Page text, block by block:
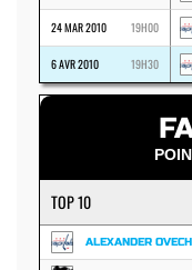
24 MAR 2010 19H00
6 AVR 2010 19H30
TOP 10
ALEXANDER